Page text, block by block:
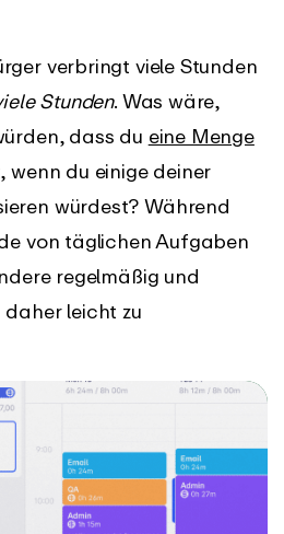
verbringt viele Stunden
Stunden. Was wäre,
dass du eine Menge
wenn du einige deiner
würdest? Während
von täglichen Aufgaben
regelmäßig und
leicht zu